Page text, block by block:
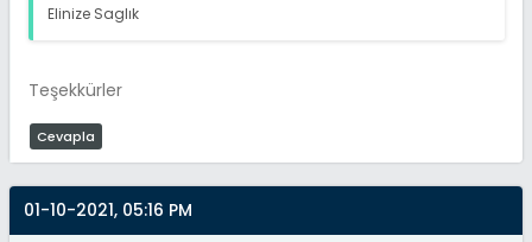
Elinize Saglık
Teşekkürler
Cevapla
01-10-2021, 05:16 PM